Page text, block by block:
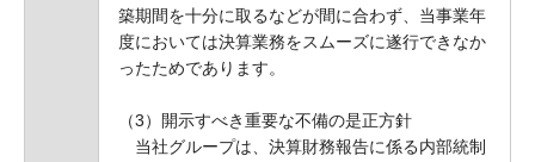
築期間を十分に取るなどが間に合わず、当事業年
度においては決算業務をスムーズに遂行できなか
ったためであります。
（3）開示すべき重要な不備の是正方針
当社グループは、決算財務報告に係る内部統制